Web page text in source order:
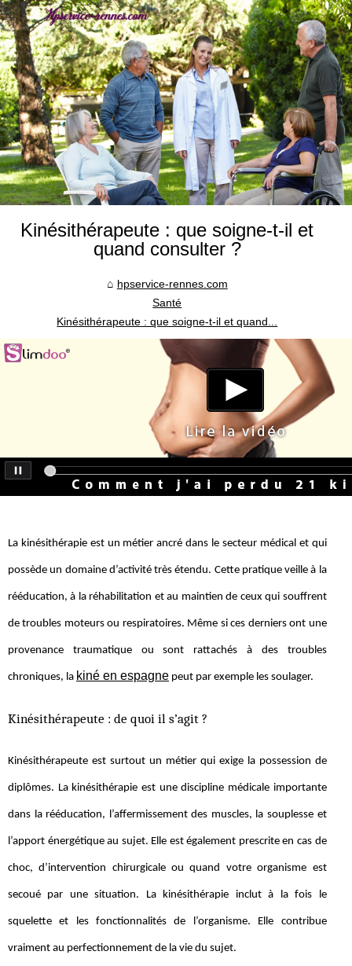
Kinésithérapeute : que soigne-t-il et
quand consulter ?
hpservice-rennes.com
Santé
Kinésithérapeute : que soigne-t-il et quand...
La kinésithérapie est un métier ancré dans le secteur médical et qui
possède un domaine d’activité très étendu. Cette pratique veille à la
rééducation, à la réhabilitation et au maintien de ceux qui souffrent
de troubles moteurs ou respiratoires. Même si ces derniers ont une
provenance traumatique ou sont rattachés à des troubles
chroniques, la kiné en espagne peut par exemple les soulager.
Kinésithérapeute : de quoi il s’agit ?
Kinésithérapeute est surtout un métier qui exige la possession de
diplômes. La kinésithérapie est une discipline médicale importante
dans la rééducation, l’affermissement des muscles, la souplesse et
l’apport énergétique au sujet. Elle est également prescrite en cas de
choc, d’intervention chirurgicale ou quand votre organisme est
secoué par une situation. La kinésithérapie inclut à la fois le
squelette et les fonctionnalités de l’organisme. Elle contribue
vraiment au perfectionnement de la vie du sujet.